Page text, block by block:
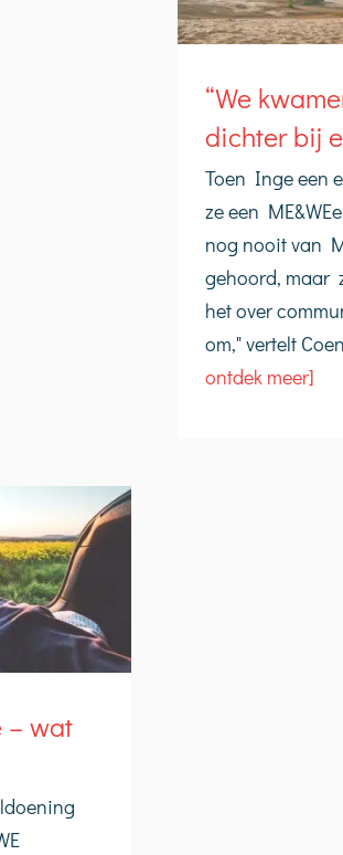
“We
dichter bij
Toen Inge een
ze een
nog nooit van
gehoord, maar
het over
om," vertelt
ontdek meer]
– wat